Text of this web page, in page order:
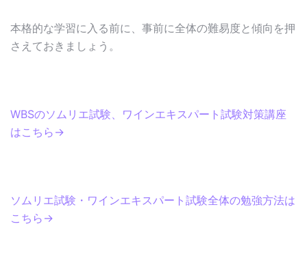
本格的な学習に入る前に、事前に全体の難易度と傾向を押
さえておきましょう。
WBSのソムリエ試験、ワインエキスパート試験対策講座
はこちら→
ソムリエ試験・ワインエキスパート試験全体の勉強方法は
こちら→